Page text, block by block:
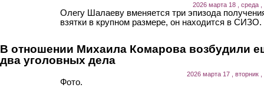
2026 марта 18 , среда ,
Олегу Шалаеву вменяется три эпизода
взятки в крупном размере, он находится в СИЗО.
В отношении Михаила Комарова возбудили
два уголовных дела
2026 марта 17 , вторник ,
Фото.